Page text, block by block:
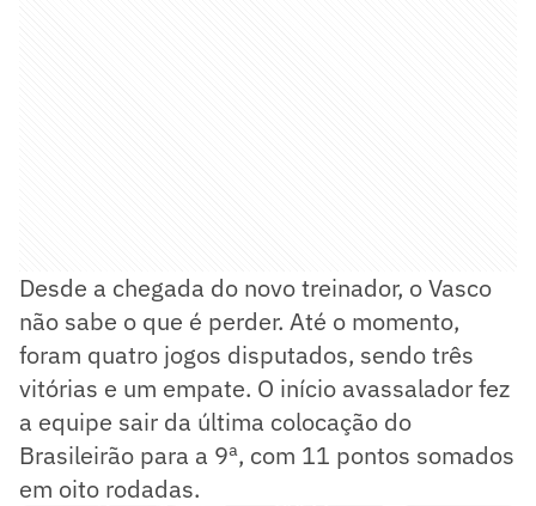
Desde a chegada do novo treinador, o Vasco
não sabe o que é perder. Até o momento,
foram quatro jogos disputados, sendo três
vitórias e um empate. O início avassalador fez
a equipe sair da última colocação do
Brasileirão para a 9ª, com 11 pontos somados
em oito rodadas.